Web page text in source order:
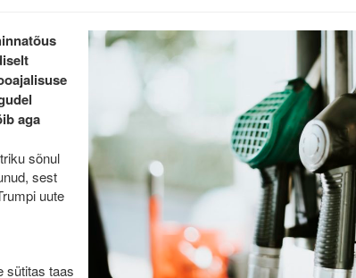
aga
sõnul
sest
uute
sütitas taas